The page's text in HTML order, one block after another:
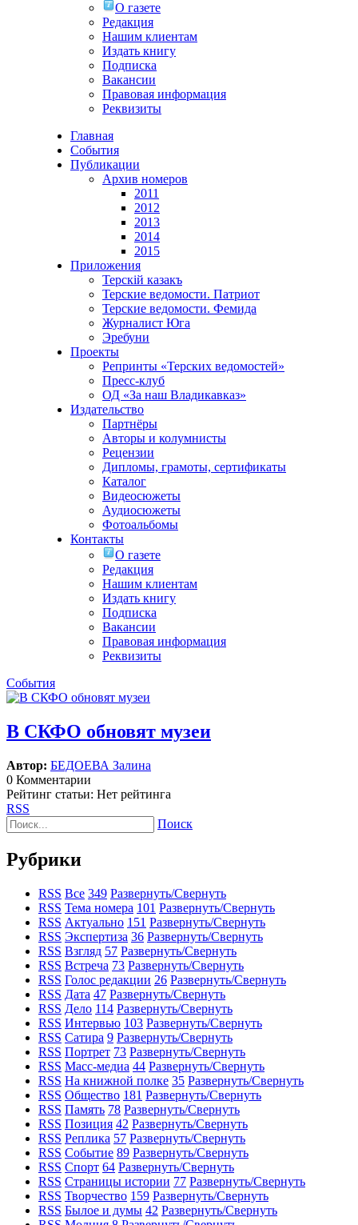
О газете
Редакция
Нашим клиентам
Издать книгу
Подписка
Вакансии
Правовая информация
Реквизиты
Главная
События
Публикации
Архив номеров
2011
2012
2013
2014
2015
Приложения
Терскiй казакъ
Терские ведомости. Патриот
Терские ведомости. Фемида
Журналист Юга
Эребуни
Проекты
Репринты «Терских ведомостей»
Пресс-клуб
ОД «За наш Владикавказ»
Издательство
Партнёры
Авторы и колумнисты
Рецензии
Дипломы, грамоты, сертификаты
Каталог
Видеосюжеты
Аудиосюжеты
Фотоальбомы
Контакты
О газете
Редакция
Нашим клиентам
Издать книгу
Подписка
Вакансии
Правовая информация
Реквизиты
События
В СКФО обновят музеи
Автор: БЕДОЕВА Залина
0 Комментарии
Рейтинг статьи: Нет рейтинга
RSS
Поиск
Рубрики
RSS Все 349 Развернуть/Свернуть
RSS Тема номера 101 Развернуть/Свернуть
RSS Актуально 151 Развернуть/Свернуть
RSS Экспертиза 36 Развернуть/Свернуть
RSS Взгляд 57 Развернуть/Свернуть
RSS Встреча 73 Развернуть/Свернуть
RSS Голос редакции 26 Развернуть/Свернуть
RSS Дата 47 Развернуть/Свернуть
RSS Дело 114 Развернуть/Свернуть
RSS Интервью 103 Развернуть/Свернуть
RSS Сатира 9 Развернуть/Свернуть
RSS Портрет 73 Развернуть/Свернуть
RSS Масс-медиа 44 Развернуть/Свернуть
RSS На книжной полке 35 Развернуть/Свернуть
RSS Общество 181 Развернуть/Свернуть
RSS Память 78 Развернуть/Свернуть
RSS Позиция 42 Развернуть/Свернуть
RSS Реплика 57 Развернуть/Свернуть
RSS Событие 89 Развернуть/Свернуть
RSS Спорт 64 Развернуть/Свернуть
RSS Страницы истории 77 Развернуть/Свернуть
RSS Творчество 159 Развернуть/Свернуть
RSS Былое и думы 42 Развернуть/Свернуть